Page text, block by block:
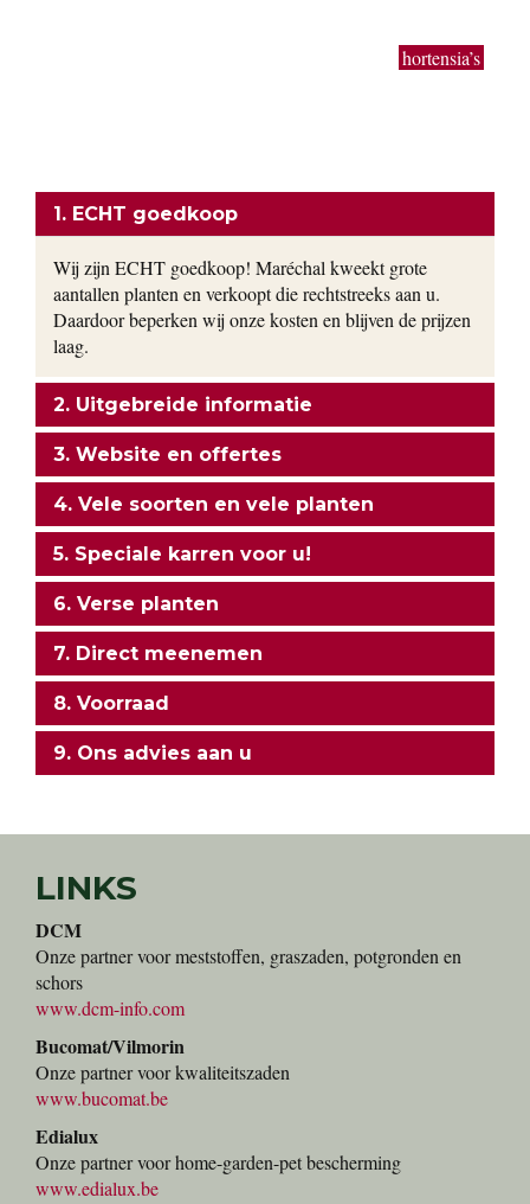
hortensia’s
1. ECHT goedkoop
Wij zijn ECHT goedkoop! Maréchal kweekt grote
aantallen planten en verkoopt die rechtstreeks aan u.
Daardoor beperken wij onze kosten en blijven de prijzen
laag.
2. Uitgebreide informatie
3. Website en offertes
4. Vele soorten en vele planten
5. Speciale karren voor u!
6. Verse planten
7. Direct meenemen
8. Voorraad
9. Ons advies aan u
LINKS
DCM
Onze partner voor meststoffen, graszaden, potgronden en
schors
www.dcm-info.com
Bucomat/Vilmorin
Onze partner voor kwaliteitszaden
www.bucomat.be
Edialux
Onze partner voor home-garden-pet bescherming
www.edialux.be